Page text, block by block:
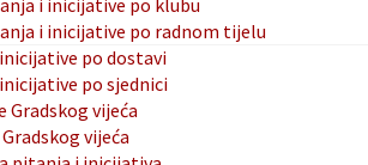
i inicijative po klubu
i inicijative po radnom tijelu
po dostavi
po sjednici
Gradskog vijeća
vijeća